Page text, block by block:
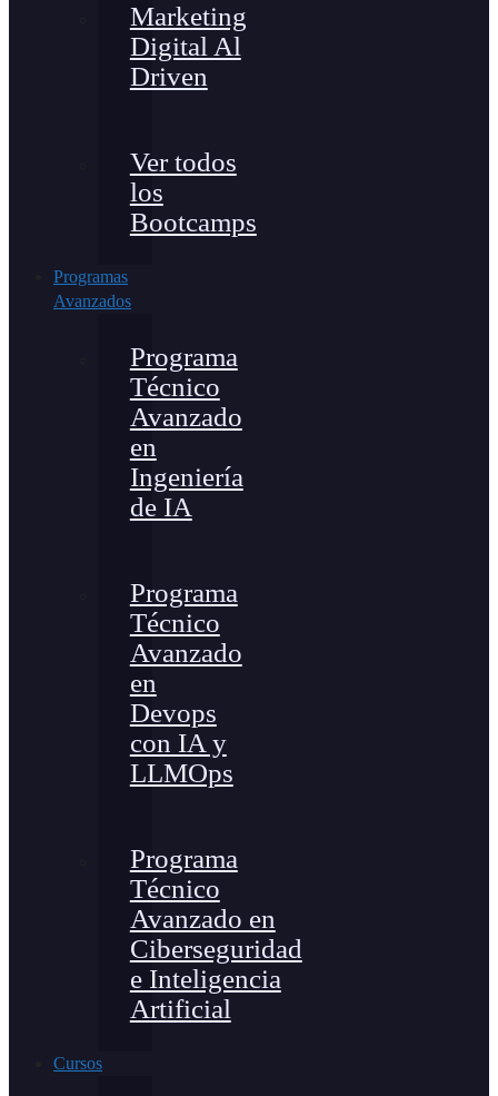
Marketing
Digital Al
Driven
Ver todos
los
Bootcamps
Programas
Avanzados
Programa
Técnico
Avanzado
en
Ingeniería
de IA
Programa
Técnico
Avanzado
en
Devops
con IA y
LLMOps
Programa
Técnico
Avanzado en
Ciberseguridad
e Inteligencia
Artificial
Cursos